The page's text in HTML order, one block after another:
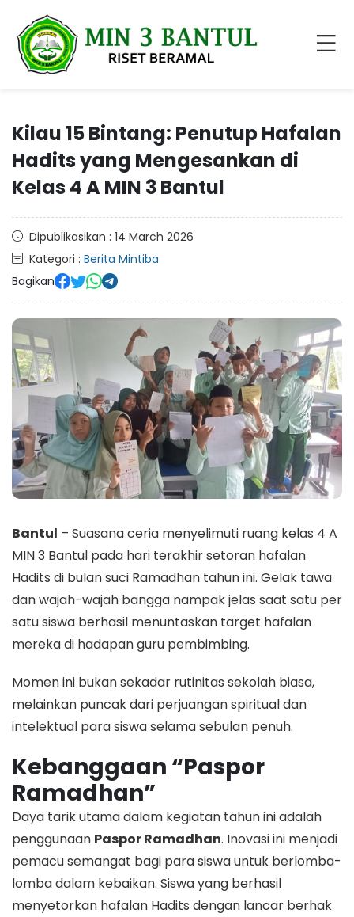
Kilau 15 Bintang: Penutup Hafalan
Hadits yang Mengesankan di
Kelas 4 A MIN 3 Bantul
Dipublikasikan : 14 March 2026
Kategori : Berita Mintiba
Bagikan
Bantul – Suasana ceria menyelimuti ruang kelas 4 A
MIN 3 Bantul pada hari terakhir setoran hafalan
Hadits di bulan suci Ramadhan tahun ini. Gelak tawa
dan wajah-wajah bangga nampak jelas saat satu per
satu siswa berhasil menuntaskan target hafalan
mereka di hadapan guru pembimbing.
Momen ini bukan sekadar rutinitas sekolah biasa,
melainkan puncak dari perjuangan spiritual dan
intelektual para siswa selama sebulan penuh.
Kebanggaan “Paspor
Ramadhan”
Daya tarik utama dalam kegiatan tahun ini adalah
penggunaan Paspor Ramadhan. Inovasi ini menjadi
pemacu semangat bagi para siswa untuk berlomba-
lomba dalam kebaikan. Siswa yang berhasil
menyetorkan hafalan Hadits dengan lancar berhak